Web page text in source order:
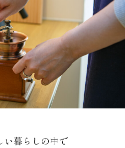
い暮らしの中で